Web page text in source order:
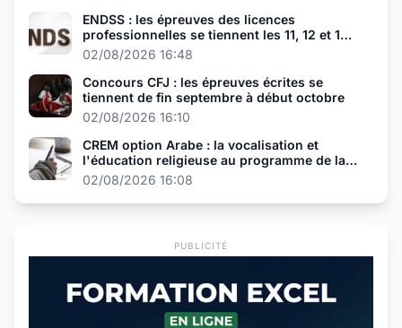
ENDSS : les épreuves des licences
professionnelles se tiennent les 11, 12 et 13
août
02/08/2026 16:48
Concours CFJ : les épreuves écrites se
tiennent de fin septembre à début octobre
02/08/2026 16:10
CREM option Arabe : la vocalisation et
l'éducation religieuse au programme de la
présélection
02/08/2026 16:08
PUBLICITÉ